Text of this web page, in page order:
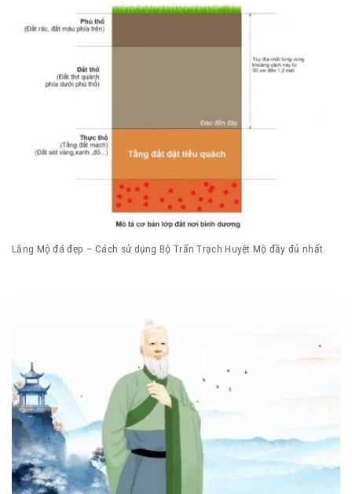
Lăng Mộ đá đẹp – Cách sử dụng Bộ Trấn Trạch Huyệt Mộ đầy đủ nhất